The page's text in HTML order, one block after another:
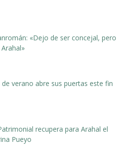
«Dejo de ser concejal, pero
de verano abre sus puertas este fin
recupera para Arahal el
Pueyo